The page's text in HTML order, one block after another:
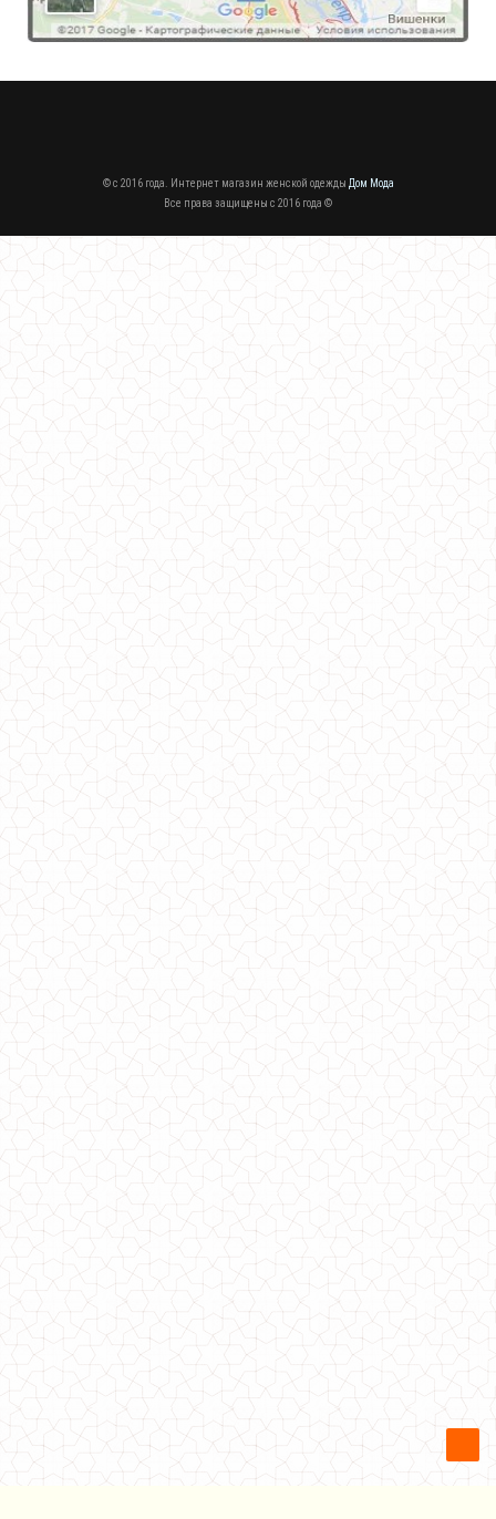
990.00грн.
Летний молодежный спортивный костюм женский
750.00грн.
Молодежный спортивный костюм плюс сайз
1040.00грн.
Молодежный спортивный костюм с короткой кофтой для девушек
Молодежный спортивный костюм из велюра плюш
830.00грн. 650.00грн.
© c 2016 года. Интернет магазин женской одежды Дом Мода
Все права защищены c 2016 года ©